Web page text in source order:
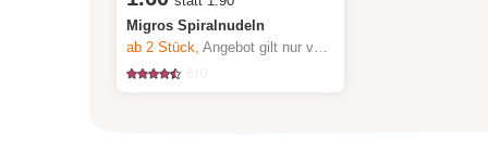
Migros Spiralnudeln
ab 2 Stück, Angebot gilt nur vom 6.8. bis 12.8.2026, solange Vorrat.